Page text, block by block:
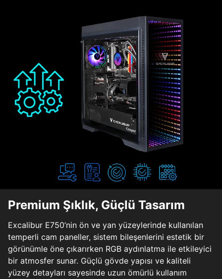
Premium Şıklık, Güçlü Tasarım
Excalibur E750’nin ön ve yan yüzeylerinde kullanılan
temperli cam paneller, sistem bileşenlerini estetik bir
görünümle öne çıkarırken RGB aydınlatma ile etkileyici
bir atmosfer sunar. Güçlü gövde yapısı ve kaliteli
yüzey detayları sayesinde uzun ömürlü kullanım